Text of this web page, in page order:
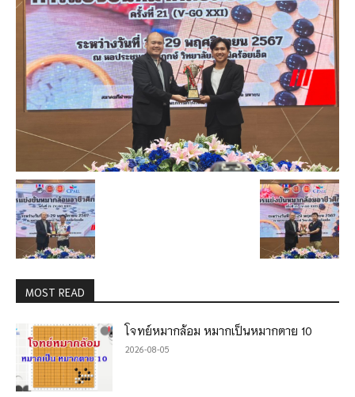
MOST READ
โจทย์หมากล้อม หมากเป็นหมากตาย 10
2026-08-05